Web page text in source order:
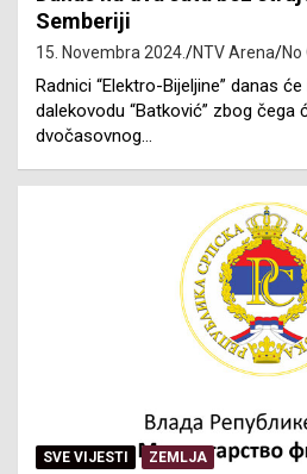
Semberiji
15. Novembra 2024. NTV Arena
Radnici “Elektro-Bijeljine” danas
dalekovodu “Batković” zbog čega
dvočasovnog…
SVE VIJESTI ZEMLJA